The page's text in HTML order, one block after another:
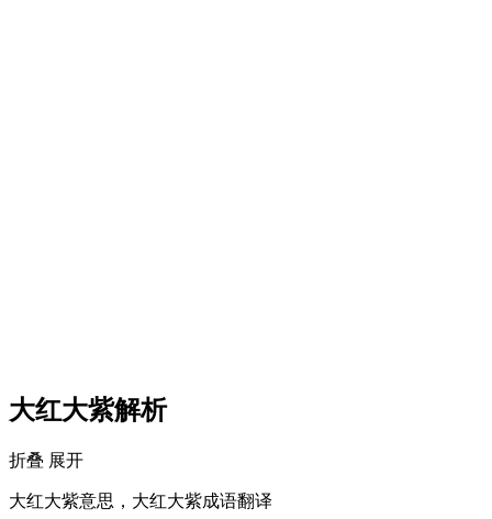
大红大紫解析
折叠 展开
大红大紫意思，大红大紫成语翻译